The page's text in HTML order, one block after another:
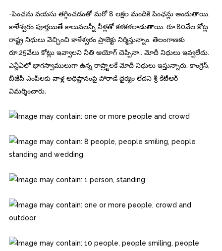
-పింఛను వయసు తగ్గించడంతో మరో 8 లక్షల మందికి పింఛన్లు అందుతాయి.
కాళేశ్వరం పూర్తయితే కాలువలన్నీ నీళ్లతో కళకళలాడుతాయి. రూ.80వేల కోట్ల
రాష్ట్ర నిధులు వెచ్చించి కాళేశ్వరం ప్రాజెక్టు నిర్మిస్తున్నాం. తెలంగాణకు
రూ.25వేలు కోట్లు ఇవ్వాలని నీతి ఆయోగ్ చెప్పినా.. మోదీ నిధులు ఇవ్వలేదు.
ఎన్డీఏలో భాగస్వాములుగా ఉన్న రాష్ర్టాలకే మోదీ నిధులు ఇస్తున్నారు. కాంగ్రెస్,
బీజేపీ ఎంపీలకు వాళ్ల అధిష్టానంపై పోరాడే ధైర్యం లేదని శ్రీ కేటీఆర్
విమర్శించారు.